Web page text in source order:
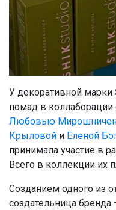
У декоративной марки
помад в
Любовью
Крыловой и Еленой
принимала участие в
Всего в коллекции их
Созданием одного из
создательница бренда